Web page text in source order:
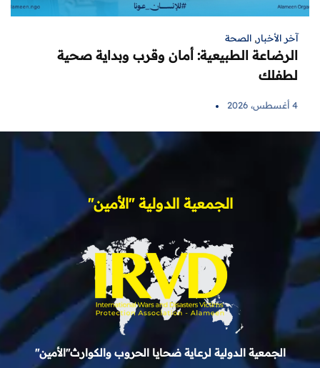
آخر الأخبار, الصحة
الرضاعة الطبيعية: أمان وقرب وبداية صحية
لطفلك
4 أغسطس، 2026
الجمعية الدولية "الأمين"
الجمعية الدولية لرعاية ضحايا الحروب والكوارث"الأمين"